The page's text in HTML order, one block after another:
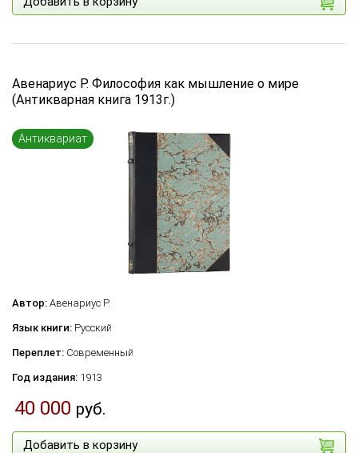
Авенариус Р. Философия как мышление о мире
(Антикварная книга 1913г.)
Антиквариат
Автор: Авенариус Р.
Язык книги: Русский
Переплет: Современный
Год издания: 1913
40 000 руб.
Добавить в корзину